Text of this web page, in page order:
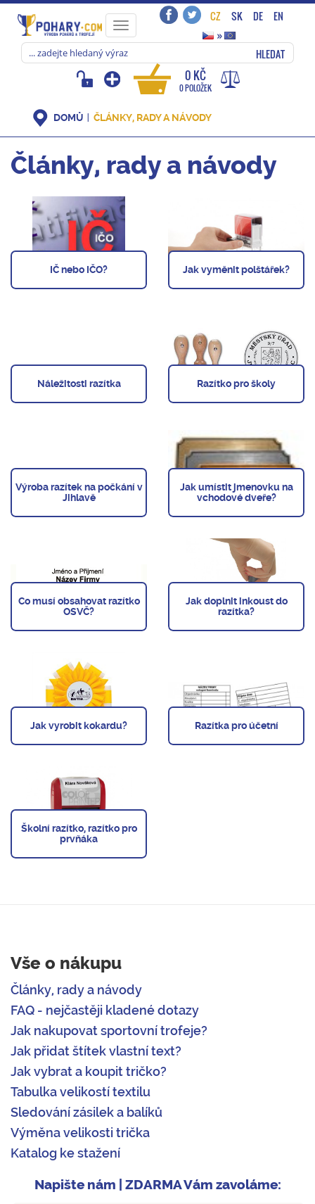
Toggle
navigation
CZ SK DE
EN
»
HLEDAT
0 KČ
0 POLOŽEK
DOMŮ ČLÁNKY, RADY A NÁVODY
Články, rady a návody
IČ nebo IČO? Jak vyměnit polštářek?
Náležitosti razítka Razítko pro školy
Výroba razítek na počkání v
Jihlavě
Jak umístit jmenovku na
vchodové dveře?
Co musí obsahovat razítko
OSVČ?
Jak doplnit inkoust do
razítka?
Jak vyrobit kokardu? Razítka pro účetní
Školní razítko, razítko pro
prvňáka
Vše o nákupu
Články, rady a návody
FAQ - nejčastěji kladené dotazy
Jak nakupovat sportovní trofeje?
Jak přidat štítek vlastní text?
Jak vybrat a koupit tričko?
Tabulka velikostí textilu
Sledování zásilek a balíků
Výměna velikosti trička
Katalog ke stažení
Napište nám | ZDARMA Vám zavoláme: